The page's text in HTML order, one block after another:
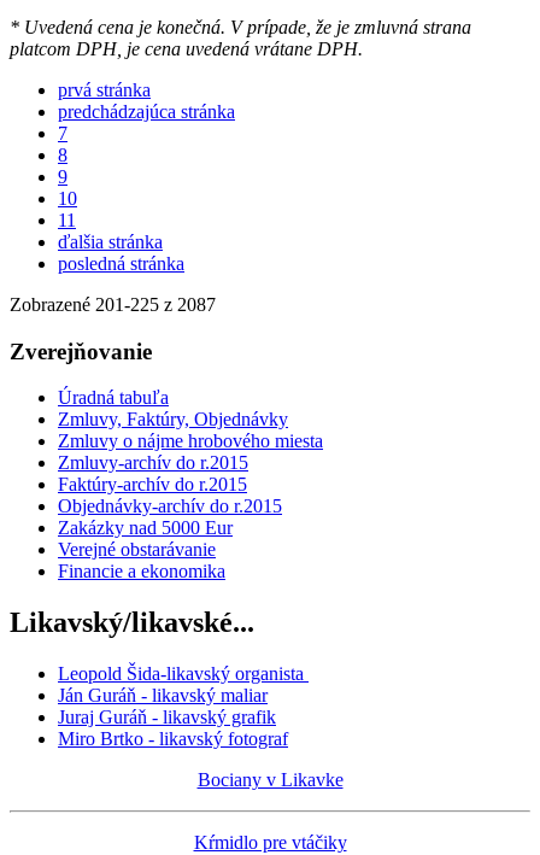
* Uvedená cena je konečná. V prípade, že je zmluvná strana
platcom DPH, je cena uvedená vrátane DPH.
prvá stránka
predchádzajúca stránka
7
8
9
10
11
ďalšia stránka
posledná stránka
Zobrazené 201-225 z 2087
Zverejňovanie
Úradná tabuľa
Zmluvy, Faktúry, Objednávky
Zmluvy o nájme hrobového miesta
Zmluvy-archív do r.2015
Faktúry-archív do r.2015
Objednávky-archív do r.2015
Zakázky nad 5000 Eur
Verejné obstarávanie
Financie a ekonomika
Likavský/likavské...
Leopold Šida-likavský organista
Ján Guráň - likavský maliar
Juraj Guráň - likavský grafik
Miro Brtko - likavský fotograf
Bociany v Likavke
Kŕmidlo pre vtáčiky